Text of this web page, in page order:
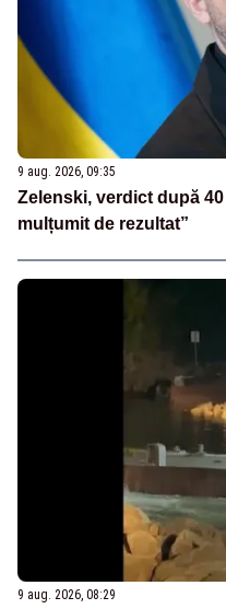
9 aug. 2026, 09:35
Zelenski, verdict după
mulțumit de rezultat”
9 aug. 2026, 08:29